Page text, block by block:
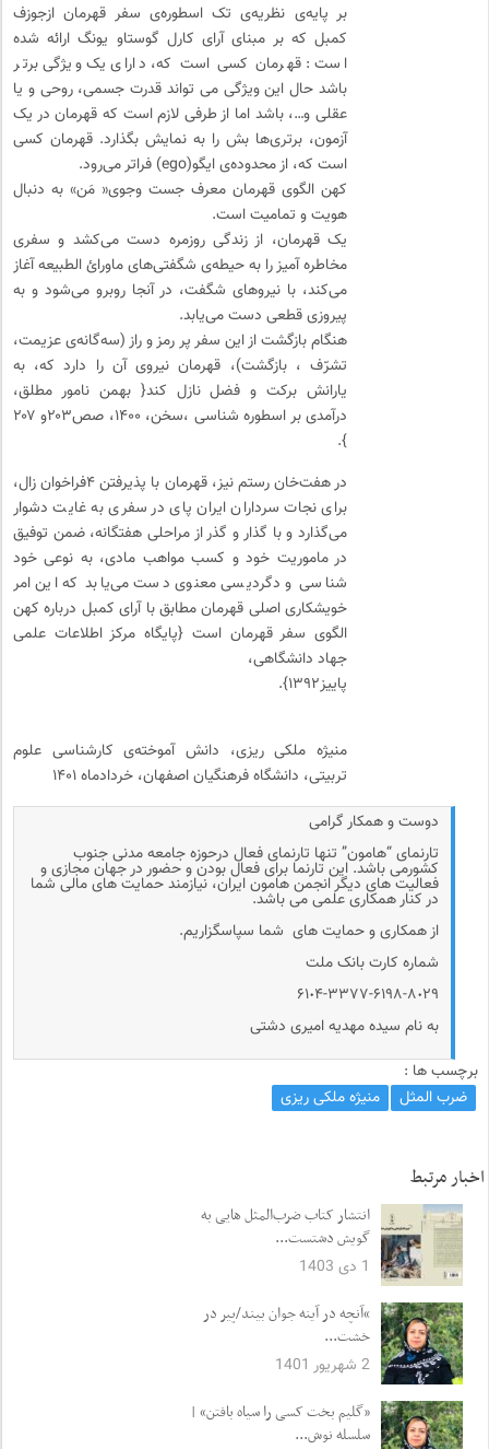
بر پایه‌ی نظریه‌ی تک اسطوره‌ی سفر قهرمان ازجوزف
کمبل که بر مبنای آرای کارل گوستاو یونگ ارائه شده
است : قهرمان کسی است که، دارای یک ویژگی برتر
باشد حال این ویژگی می تواند قدرت جسمی، روحی و یا
عقلی و…، باشد اما از طرفی لازم است که قهرمان در یک
آزمون، برتری‌ها بش را به نمایش بگذارد. قهرمان کسی
است که، از محدوده‌ی ایگو(ego) فراتر می‌رود.
کهن الگوی قهرمان معرف جست وجوی« مَن» به دنبال
هویت و تمامیت است.
یک قهرمان، از زندگی روزمره دست می‌کشد و سفری
مخاطره آمیز را به حیطه‌ی شگفتی‌های ماورائ الطبیعه آغاز
می‌کند، با نیرو‌های شگفت، در آنجا روبرو می‌شود و به
پیروزی قطعی دست می‌یابد.
هنگام بازگشت از این سفر پر رمز و راز (سه‌گانه‌ی عزیمت،
تشرّف ، بازگشت)، قهرمان نیروی آن را دارد که، به
یارانش برکت و فضل نازل کند{ بهمن نامور مطلق،
درآمدی بر اسطوره شناسی ،سخن، ۱۴۰۰، صص۲۰۳و ۲۰۷
}.
در هفت‌خان رستم نیز، قهرمان با پذیرفتن ۴فراخوان زال،
برای نجات سرداران ایران پای در سفری به غایت دشوار
می‌گذارد و با گذار و گذر از مراحلی هفتگانه، ضمن توفیق
در ماموریت خود و کسب مواهب مادی، به نوعی خود
شناسی و دگردیسی معنوی دست می‌یابد که این امر
خویشکاری اصلی قهرمان مطابق با آرای کمبل درباره کهن
الگوی سفر قهرمان است {پایگاه مرکز اطلاعات علمی
جهاد دانشگاهی،
پاییز۱۳۹۲}.
منیژه ملکی ریزی، دانش آموخته‌ی کارشناسی علوم
تربیتی، دانشگاه فرهنگیان اصفهان، خردادماه ۱۴۰۱
دوست و همکار گرامی
تارنمای “هامون” تنها تارنمای فعال درحوزه جامعه مدنی جنوب
کشورمی باشد. این تارنما برای فعال بودن و حضور در جهان مجازی و
فعالیت های دیگر انجمن هامون ایران، نیازمند حمایت های مالی شما
در کنار همکاری علمی می باشد.
از همکاری و حمایت های شما سپاسگزاریم.
شماره کارت بانک ملت
۶۱٠۴-۳۳۷۷-۶۱۹۸-۸٠۲۹
به نام سیده مهدیه امیری دشتی
برچسب ها :
ضرب المثل
منیژه ملکی ریزی
اخبار مرتبط
انتشار کتاب ضرب‌المثل هایی به
گویش دشتست...
1 دی 1403
“آنچه در آینه جوان بیند/پیر در
خشت...
2 شهریور 1401
«گلیم بخت کسی را سیاه بافتن» |
سلسله نوش...